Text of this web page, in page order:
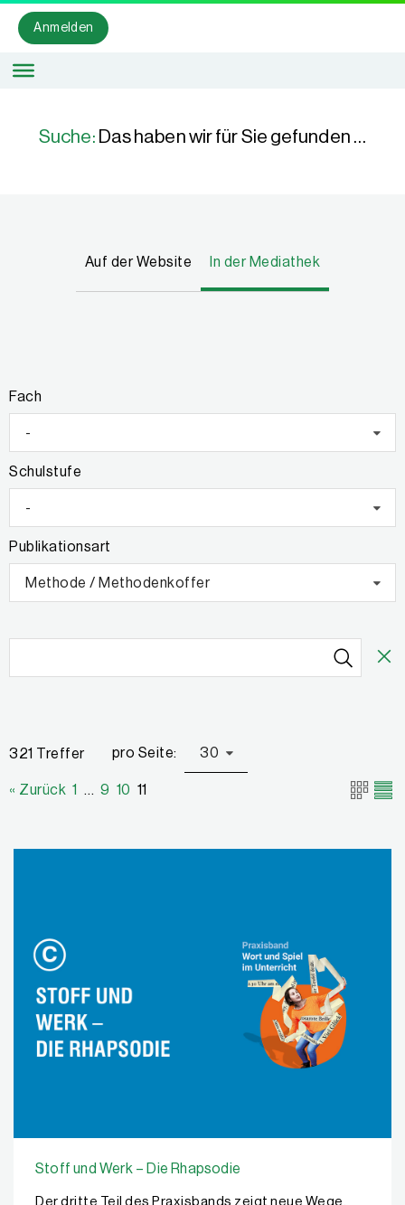
Anmelden
Suche: Das haben wir für Sie gefunden …
Auf der Website In der Mediathek
Fach
-
Schulstufe
-
Publikationsart
Methode / Methodenkoffer
321 Treffer pro Seite: 30
« Zurück 1 … 9 10 11
Stoff und Werk – Die Rhapsodie
Der dritte Teil des Praxisbands zeigt neue Wege,